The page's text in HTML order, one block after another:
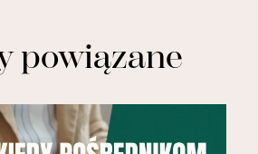
powiązane